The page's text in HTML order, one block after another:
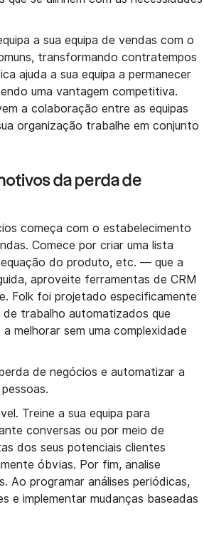
a sua equipa de vendas com o
transformando contratempos
ajuda a sua equipa a permanecer
uma vantagem competitiva.
a colaboração entre as equipas
organização trabalhe em conjunto
da perda de
começa com o estabelecimento
Comece por criar uma lista
do produto, etc. — que a
aproveite ferramentas de CRM
Folk foi projetado especificamente
trabalho automatizados que
melhorar sem uma complexidade
de negócios e automatizar a
Treine a sua equipa para
conversas ou por meio de
dos seus potenciais clientes
óbvias. Por fim, analise
Ao programar análises periódicas,
e implementar mudanças baseadas